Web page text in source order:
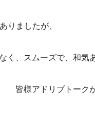
りましたが、
く、スムーズで、和気
皆様アドリブトーク